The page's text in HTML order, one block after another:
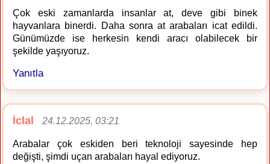
Çok eski zamanlarda insanlar at, deve gibi binek
hayvanlara binerdi. Daha sonra at arabaları icat edildi.
Günümüzde ise herkesin kendi aracı olabilecek bir
şekilde yaşıyoruz.
Yanıtla
İclal 24.12.2025, 03:21
Arabalar çok eskiden beri teknoloji sayesinde hep
değişti, şimdi uçan arabaları hayal ediyoruz.